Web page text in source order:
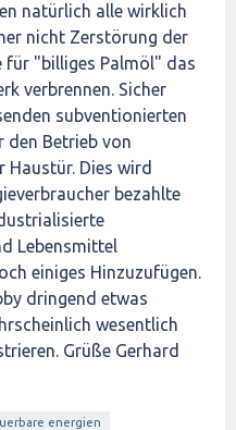
natürlich alle wirklich
nicht Zerstörung der
für "billiges Palmöl" das
verbrennen. Sicher
subventionierten
Betrieb von
Haustür. Dies wird
bezahlte
Lebensmittel
einiges Hinzuzufügen.
dringend etwas
wesentlich
Grüße Gerhard
energien